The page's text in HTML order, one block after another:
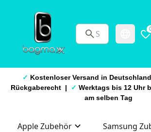
✓ Kostenloser Versand in
Rückgaberecht | ✓ Werktags bis 12 Uhr
am selben Tag
Apple Zubehör
Samsung